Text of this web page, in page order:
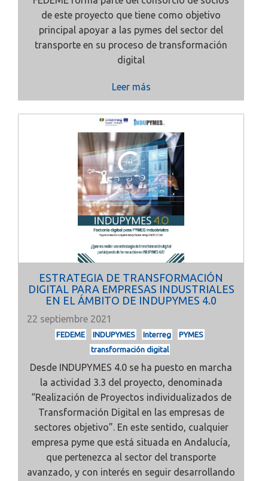
de este proyecto que tiene como objetivo
principal apoyar a las pymes del sector del
transporte en su proceso de transformación
digital
Leer más
ESTRATEGIA DE TRANSFORMACIÓN
DIGITAL PARA EMPRESAS INDUSTRIALES
EN EL ÁMBITO DE INDUPYMES 4.0
22 septiembre 2021
FEDEME INDUPYMES Interreg
PYMES
transformación digital
Desde INDUPYMES 4.0 se ha puesto en marcha
la actividad 3.3 del proyecto, denominada
“Realización de Proyectos individualizados de
Transformación Digital en las empresas de
sectores objetivo”. En este sentido, cualquier
empresa pyme que está situada en Andalucía,
que pertenezca al sector del transporte
avanzado, y con interés en seguir desarrollando